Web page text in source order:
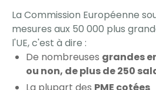
La Commission Européenne
mesures aux 50 000 plus
l'UE, c'est à dire :
De nombreuses grandes
ou non, de plus de 250